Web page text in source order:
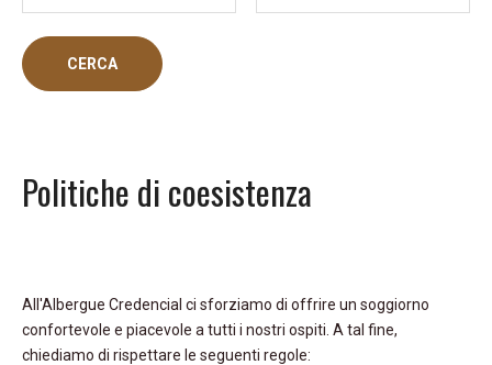
Politiche di coesistenza
All'Albergue Credencial ci sforziamo di offrire un soggiorno
confortevole e piacevole a tutti i nostri ospiti. A tal fine,
chiediamo di rispettare le seguenti regole: